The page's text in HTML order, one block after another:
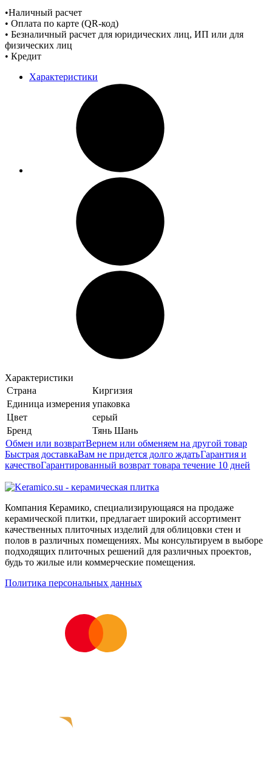
•Наличный расчет
• Оплата по карте (QR-код)
• Безналичный расчет для юридических лиц, ИП или для
физических лиц
• Кредит
Характеристики
Характеристики
Страна
Киргизия
Единица измерения упаковка
Цвет
серый
Бренд
Тянь Шань
Обмен или возвратВернем или обменяем на другой товар
Быстрая доставкаВам не придется долго ждатьГарантия и
качествоГарантированный возврат товара течение 10 дней
Компания Керамико, специализирующаяся на продаже
керамической плитки, предлагает широкий ассортимент
качественных плиточных изделий для облицовки стен и
полов в различных помещениях. Мы консультируем в выборе
подходящих плиточных решений для различных проектов,
будь то жилые или коммерческие помещения.
Политика персональных данных